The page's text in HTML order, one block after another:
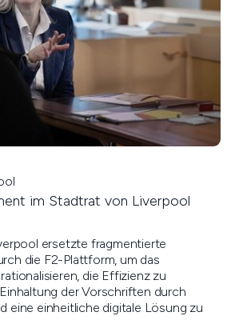
im Stadtrat von Liverpool
ersetzte fragmentierte
die F2-Plattform, um das
die Effizienz zu
der Vorschriften durch
eine einheitliche digitale Lösung zu